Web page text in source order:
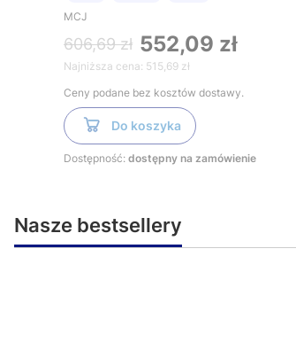
MCJ
606,69 zł 552,09 zł
Najniższa cena: 515,69 zł
Ceny podane bez kosztów dostawy.
Do koszyka
Dostępność: dostępny na zamówienie
Nasze bestsellery